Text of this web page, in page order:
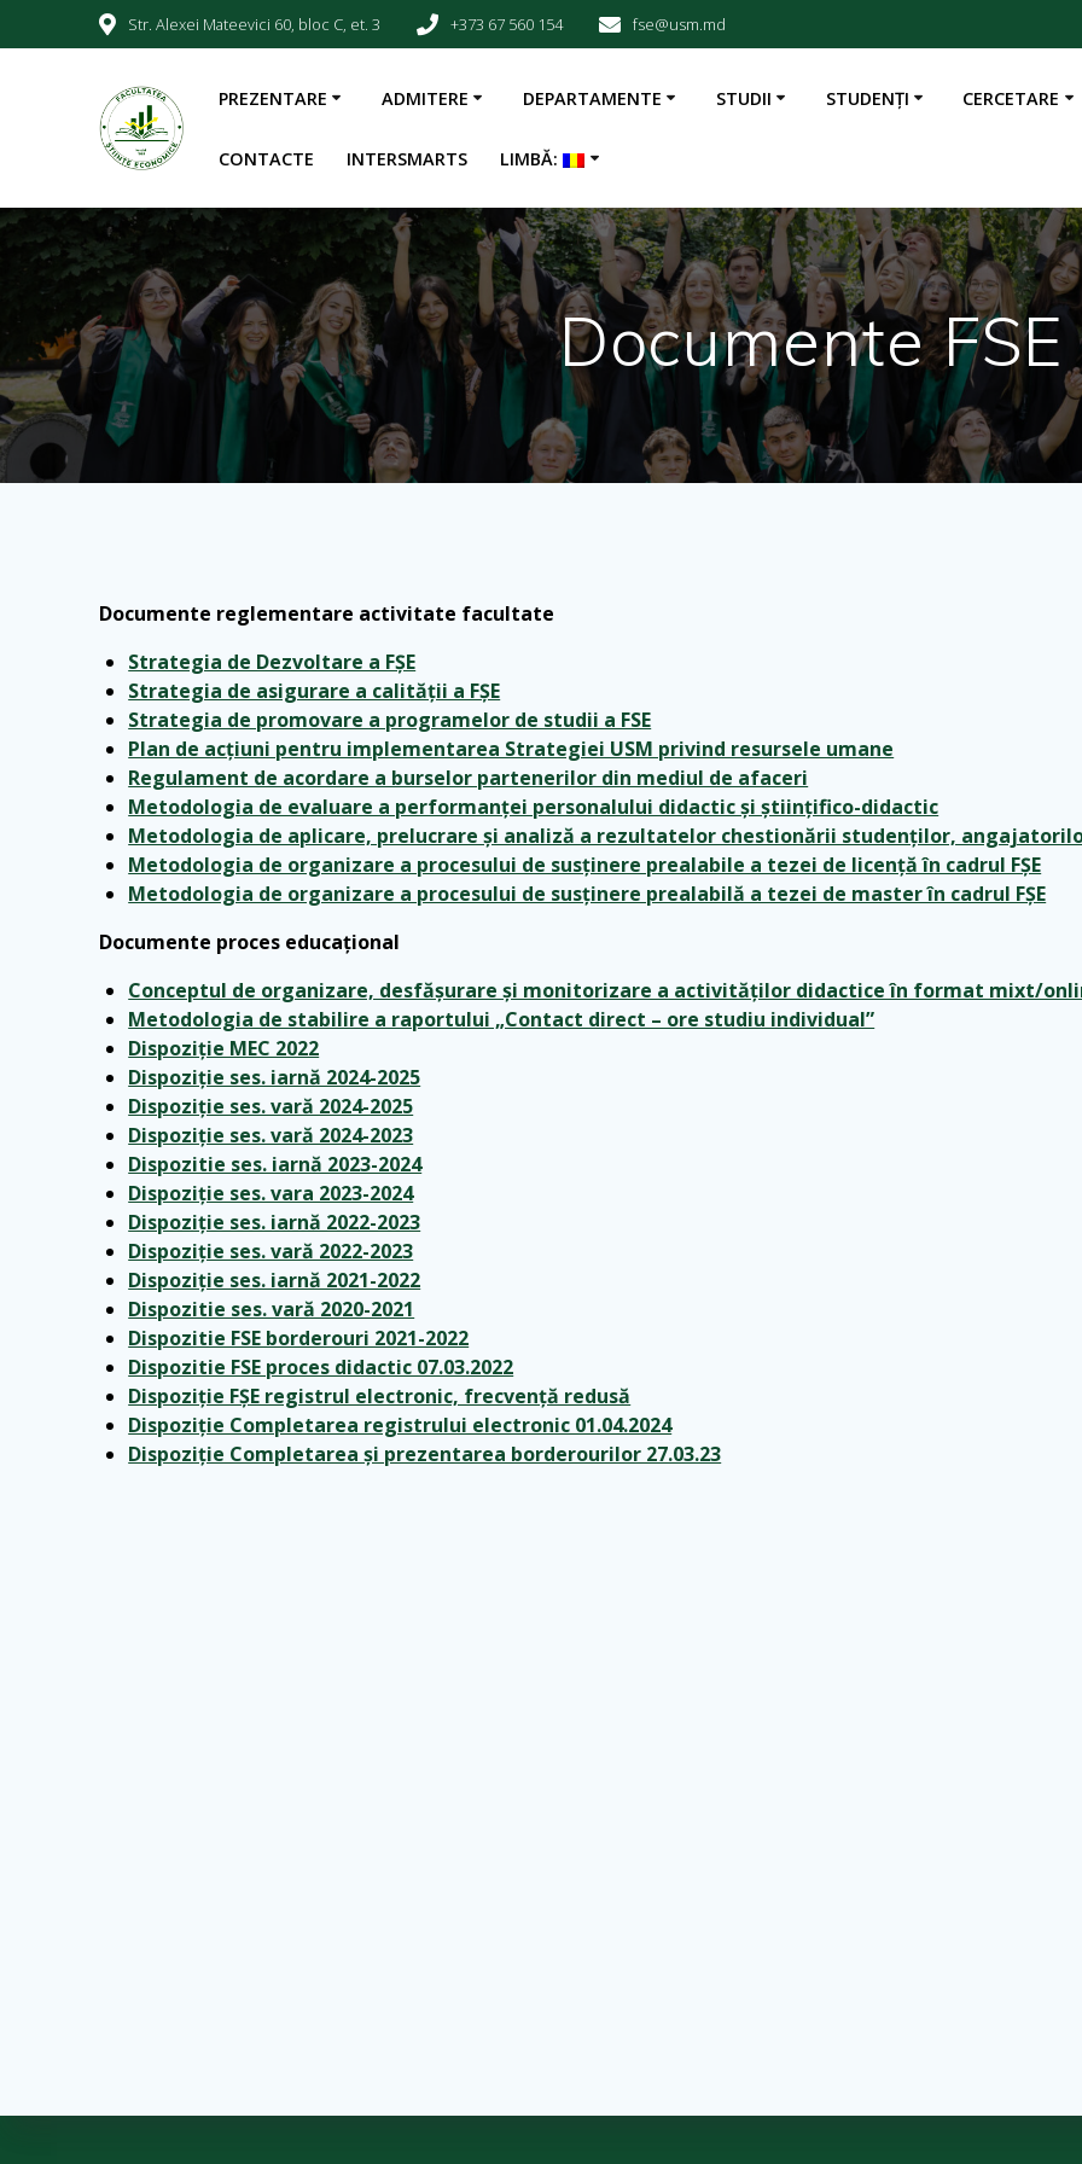
Str. Alexei Mateevici 60, bloc C, et. 3 +373 67 560 154 fse@usm.md
PREZENTARE ADMITERE DEPARTAMENTE STUDII STUDENȚI CERCETARE
CONTACTE INTERSMARTS LIMBĂ:
Documente FSE
Documente reglementare activitate facultate
Strategia de Dezvoltare a FȘE
Strategia de asigurare a calității a FȘE
Strategia de promovare a programelor de studii a FSE
Plan de acțiuni pentru implementarea Strategiei USM privind resursele umane
Regulament de acordare a burselor partenerilor din mediul de afaceri
Metodologia de evaluare a performanței personalului didactic și științifico-didactic
Metodologia de aplicare, prelucrare și analiză a rezultatelor chestionării studenților,
Metodologia de organizare a procesului de susținere prealabile a tezei de licență în cadrul FȘE
Metodologia de organizare a procesului de susținere prealabilă a tezei de master în cadrul FȘE
Documente proces educațional
Conceptul de organizare, desfășurare și monitorizare a activităților didactice în format mixt/
Metodologia de stabilire a raportului „Contact direct – ore studiu individual”
Dispoziție MEC 2022
Dispoziție ses. iarnă 2024-2025
Dispoziție ses. vară 2024-2025
Dispoziție ses. vară 2024-2023
Dispozitie ses. iarnă 2023-2024
Dispoziție ses. vara 2023-2024
Dispoziție ses. iarnă 2022-2023
Dispoziție ses. vară 2022-2023
Dispoziție ses. iarnă 2021-2022
Dispozitie ses. vară 2020-2021
Dispozitie FSE borderouri 2021-2022
Dispozitie FSE proces didactic 07.03.2022
Dispoziție FȘE registrul electronic, frecvență redusă
Dispoziție Completarea registrului electronic 01.04.2024
Dispoziție Completarea și prezentarea borderourilor 27.03.23